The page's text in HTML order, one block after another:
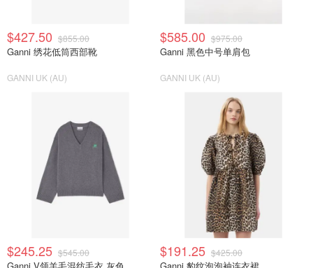
$427.50 $855.00
Ganni 绣花低筒西部靴
GANNI UK (AU)
$585.00 $975.00
Ganni 黑色中号单肩包
GANNI UK (AU)
$245.25 $545.00 $191.25 $425.00